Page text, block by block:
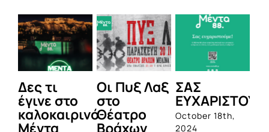
Δες τι
έγινε στο
καλοκαιρινό
Μέντα
Οι Πυξ Λαξ
στο
Θέατρο
Βράχων
ΣΑΣ
October 18th,
2024